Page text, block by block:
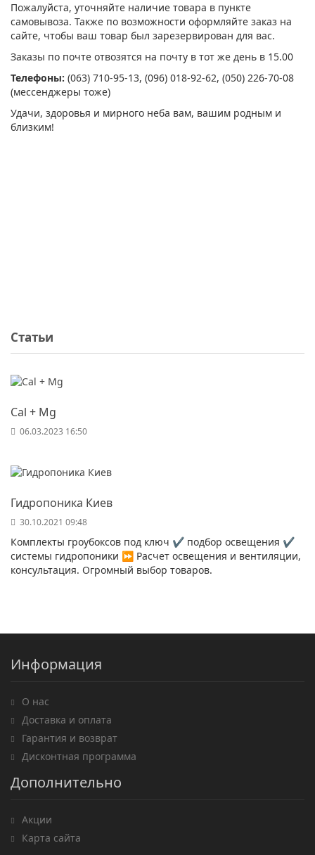
Пожалуйста, уточняйте наличие товара в пункте
самовывоза. Также по возможности оформляйте заказ на
сайте, чтобы ваш товар был зарезервирован для вас.
Заказы по почте отвозятся на почту в тот же день в 15.00
Телефоны: (063) 710-95-13, (096) 018-92-62, (050) 226-70-08
(мессенджеры тоже)
Удачи, здоровья и мирного неба вам, вашим родным и
близким!
Статьи
Cal + Mg
06.03.2023 16:50
Гидропоника Киев
30.10.2021 09:48
Комплекты гроубоксов под ключ ✔️ подбор освещения ✔️
системы гидропоники ⏩ Расчет освещения и вентиляции,
консультация. Огромный выбор товаров.
Информация
О нас
Доставка и оплата
Гарантия и возврат
Дисконтная программа
Дополнительно
Акции
Карта сайта